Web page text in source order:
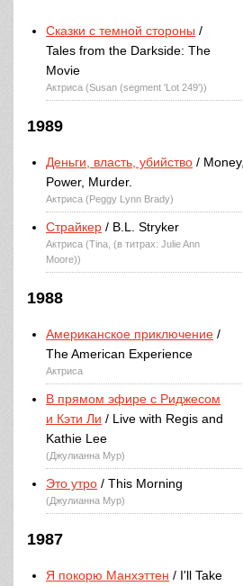
Сказки с темной стороны /
Tales from the Darkside: The
Movie
Актриса (Susan (segment 'Lot 249'))
1989
Деньги, власть, убийство / Money,
Power, Murder.
Актриса (Peggy Lynn Brady)
Страйкер / B.L. Stryker
Актриса (Tina, (в титрах: Julie Ann
Moore))
1988
Американское приключение /
The American Experience
Актриса
В прямом эфире с Риджесом
и Кэти Ли / Live with Regis and
Kathie Lee
(Джулианна Мур)
Это утро / This Morning
(Джулианна Мур)
1987
Я покорю Манхэттен / I'll Take